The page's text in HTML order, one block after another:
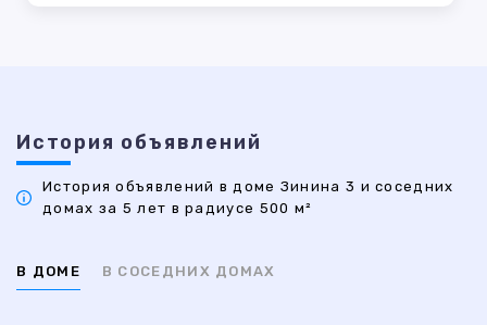
История объявлений
История объявлений в доме Зинина 3 и соседних
домах за 5 лет в радиусе 500 м²
В ДОМЕ В СОСЕДНИХ ДОМАХ